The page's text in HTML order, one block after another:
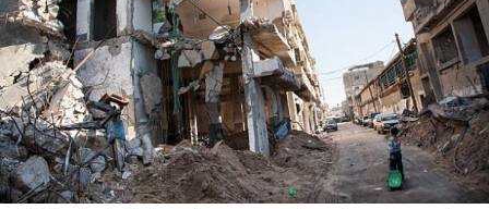
FINALIZAR COMPRA
HOME
LANÇAMENTOS